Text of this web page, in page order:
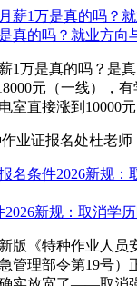
真的吗？就业方向
1万是真的吗？是
元（一线），
室直接涨到10000
业证报名处杜老师
新规：取消学
版《特种作业人员
管理部令第19号）